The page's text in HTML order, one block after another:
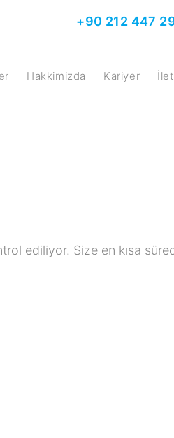
+90 212 447
Hakkimizda Kariyer
ediliyor. Size en kısa